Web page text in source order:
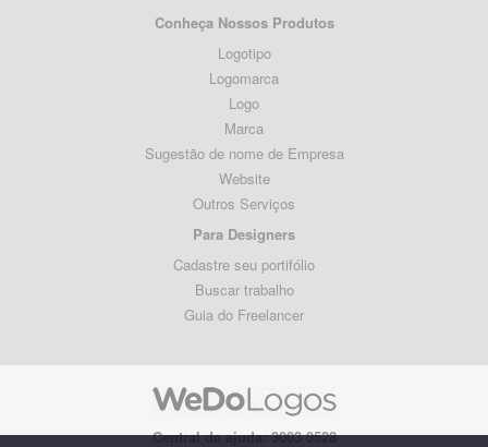
Conheça Nossos Produtos
Logotipo
Logomarca
Logo
Marca
Sugestão de nome de Empresa
Website
Outros Serviços
Para Designers
Cadastre seu portifólio
Buscar trabalho
Guia do Freelancer
Central de ajuda: 3003 0528